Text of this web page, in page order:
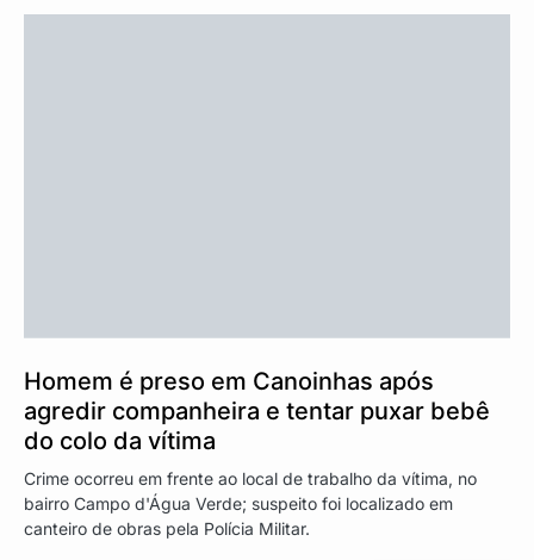
Homem é preso em Canoinhas após
agredir companheira e tentar puxar bebê
do colo da vítima
Crime ocorreu em frente ao local de trabalho da vítima, no
bairro Campo d'Água Verde; suspeito foi localizado em
canteiro de obras pela Polícia Militar.